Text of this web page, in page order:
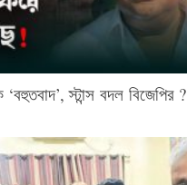
‘বহুতবাদ’, স্টান্স বদল বিজেপির ?